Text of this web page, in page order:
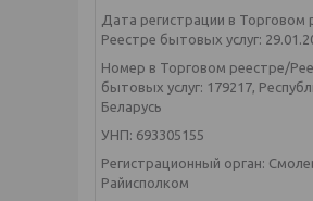
Дата регистрации в Торговом
Реестре бытовых услуг:
Номер в Торговом реестре/
бытовых услуг: 179217,
Беларусь
УНП: 693305155
Регистрационный орган:
Райисполком